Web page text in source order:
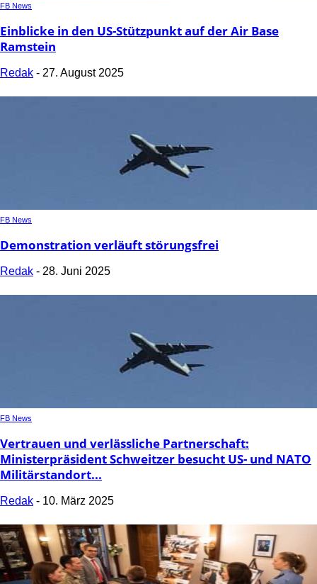
FB News
Einblicke in den US-Stützpunkt auf der Air Base
Ramstein
Redak - 27. August 2025
FB News
Demonstration verläuft störungsfrei
Redak - 28. Juni 2025
FB News
Vertrauen und verlässliche Partnerschaft:
Ministerpräsident Schweitzer besucht US- und NATO
Militärstandort...
Redak - 10. März 2025